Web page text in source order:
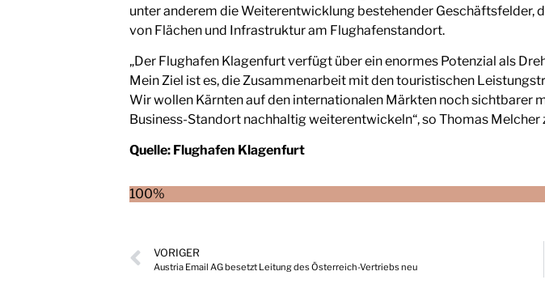
unter anderem die Weiterentwicklung bestehender
von Flächen und Infrastruktur am Flughafenstandort.
„Der Flughafen Klagenfurt verfügt über ein enormes Potenzial als
Mein Ziel ist es, die Zusammenarbeit mit den touristischen
Wir wollen Kärnten auf den internationalen Märkten noch sichtbarer
Business-Standort nachhaltig weiterentwickeln“, so Thomas Melcher
Quelle: Flughafen Klagenfurt
100%
VORIGER
Austria Email AG besetzt Leitung des Österreich-Vertriebs neu